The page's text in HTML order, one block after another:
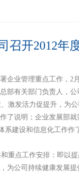
召开2012年
企业管理重点工作，2
部有关部门负责人，
激发活力促提升，为
了说明；企业发展部
建设和信息化工作
重点工作安排：即以
为公司持续健康发展提